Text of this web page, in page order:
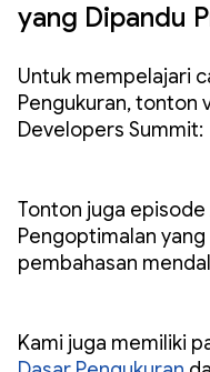
yang Dipandu
Untuk mempelajari
Pengukuran, tonton
Developers Summit:
Tonton juga
Pengoptimalan
pembahasan
Kami juga memiliki